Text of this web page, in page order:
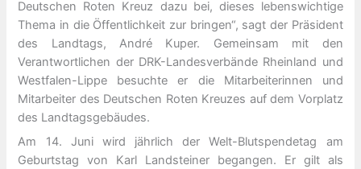
Deutschen Roten Kreuz dazu bei, dieses lebenswichtige
Thema in die Öffentlichkeit zur bringen“, sagt der Präsident
des Landtags, André Kuper. Gemeinsam mit den
Verantwortlichen der DRK-Landesverbände Rheinland und
Westfalen-Lippe besuchte er die Mitarbeiterinnen und
Mitarbeiter des Deutschen Roten Kreuzes auf dem Vorplatz
des Landtagsgebäudes.
Am 14. Juni wird jährlich der Welt-Blutspendetag am
Geburtstag von Karl Landsteiner begangen. Er gilt als